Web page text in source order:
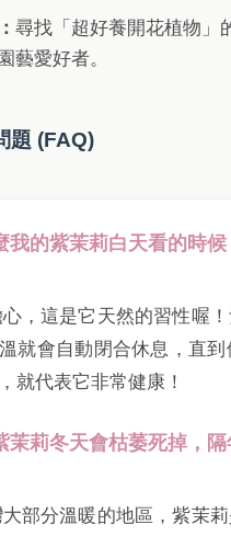
尋找「超好養開花植物」
藝愛好者。
題 (FAQ)
我的紫茉莉白天看的時
，這是它天然的習性喔
就會自動閉合休息，直
就代表它非常健康！
茉莉冬天會枯萎死掉，隔
部分溫暖的地區，紫茉